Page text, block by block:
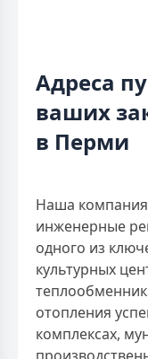
Адреса
ваших
в Перми
Наша
инженерные
одного из
культурных
отопления
комплексах,